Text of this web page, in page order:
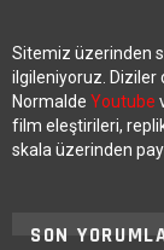
Sitemiz üzerinden
ilgileniyoruz. Diziler
Normalde Youtube
film eleştirileri,
skala üzerinden
SON